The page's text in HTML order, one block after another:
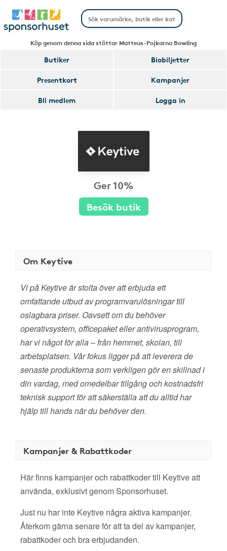
Köp genom denna sida stöttar Matteus-Pojkarna Bowling
Butiker
Biobiljetter
Presentkort
Kampanjer
Bli medlem
Logga in
Ger 10%
Besök butik
Om Keytive
Vi på Keytive är stolta över att erbjuda ett
omfattande utbud av programvarulösningar till
oslagbara priser. Oavsett om du behöver
operativsystem, officepaket eller antivirusprogram,
har vi något för alla – från hemmet, skolan, till
arbetsplatsen. Vår fokus ligger på att leverera de
senaste produkterna som verkligen gör en skillnad i
din vardag, med omedelbar tillgång och kostnadsfri
teknisk support för att säkerställa att du alltid har
hjälp till hands när du behöver den.
Kampanjer & Rabattkoder
Här finns kampanjer och rabattkoder till Keytive att
använda, exklusivt genom Sponsorhuset.
Just nu har inte Keytive några aktiva kampanjer.
Återkom gärna senare för att ta del av kampanjer,
rabattkoder och bra erbjudanden.